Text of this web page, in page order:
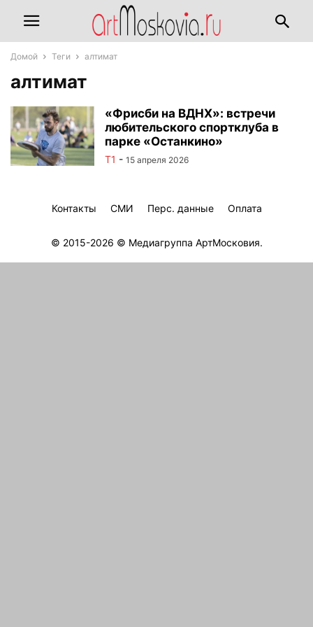
Домой Теги алтимат
алтимат
«Фрисби на ВДНХ»: встречи
любительского спортклуба в
парке «Останкино»
T1 - 15 апреля 2026
Контакты СМИ Перс. данные Оплата
© 2015-2026 © Медиагруппа АртМосковия.